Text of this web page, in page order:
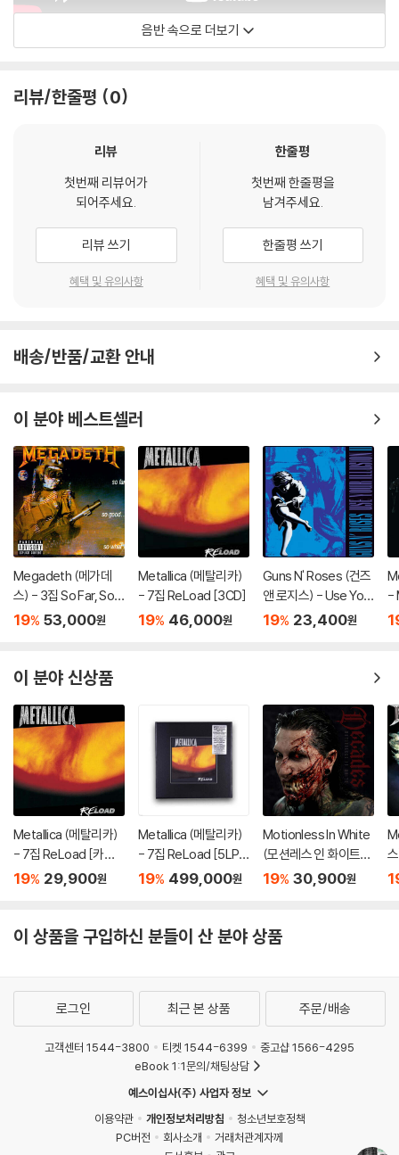
음반 속으로 더보기
리뷰/한줄평 0
리뷰
첫번째 리뷰어가
되어주세요.
리뷰 쓰기
혜택 및 유의사항
한줄평
첫번째 한줄평을
남겨주세요.
한줄평 쓰기
혜택 및 유의사항
배송/반품/교환 안내
이 분야 베스트셀러
Megadeth (메가데
스) - 3집 So Far, So
Good, So What [LP]
19% 53,000원
Metallica (메탈리카)
- 7집 ReLoad [3CD]
19% 46,000원
Guns N' Roses (건즈
앤 로지스) - Use Your
Illusion II
19% 23,400원
-
이 분야 신상품
Metallica (메탈리카)
- 7집 ReLoad [카세
트테이프]
19% 29,900원
Metallica (메탈리카)
- 7집 ReLoad [5LP
+ 7인치 Vinyl + 15C
19% 499,000원
Motionless In White
(모션레스 인 화이트) -
Decades
19% 30,900원
이 상품을 구입하신 분들이 산 분야 상품
로그인 최근 본 상품 주문/배송
고객센터 1544-3800 티켓 1544-6399
중고샵 1566-4295
eBook 1:1문의/채팅상담
예스이십사(주) 사업자 정보
이용약관
개인정보처리방침
청소년보호정책
PC버전
회사소개
거래처관계자께